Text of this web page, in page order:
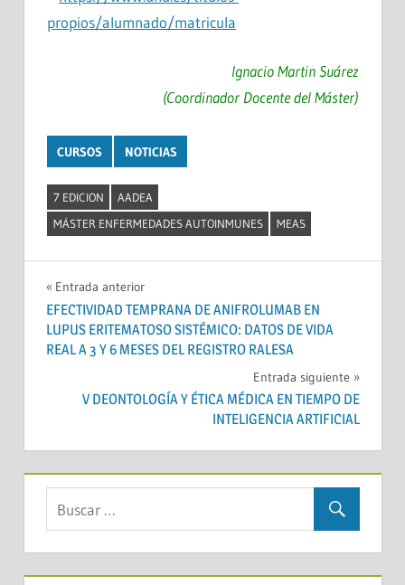
propios/alumnado/matricula
Ignacio Martin Suárez
(Coordinador Docente del Máster)
CURSOS NOTICIAS
7 EDICION
AADEA
MÁSTER ENFERMEDADES AUTOINMUNES
MEAS
Navegación
de
entradas
Entrada anterior
EFECTIVIDAD TEMPRANA DE ANIFROLUMAB EN
LUPUS ERITEMATOSO SISTÉMICO: DATOS DE VIDA
REAL A 3 Y 6 MESES DEL REGISTRO RALESA
Entrada siguiente
V DEONTOLOGÍA Y ÉTICA MÉDICA EN TIEMPO DE
INTELIGENCIA ARTIFICIAL